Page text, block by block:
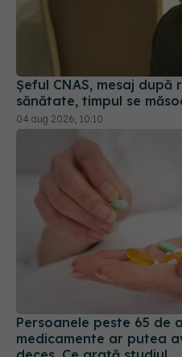
Șeful CNAS, mesaj
sănătate, timpul se
04 aug 2026, 10:10
Persoanele peste 65 de
medicamente ar putea
deces. Ce arată studiul
03 aug 2026, 15:21